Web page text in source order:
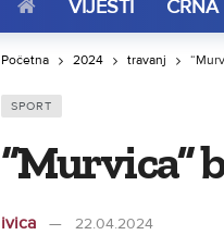
VIJESTI
Početna 2024 travanj
SPORT
“Murvica”
ivica 22.04.2024